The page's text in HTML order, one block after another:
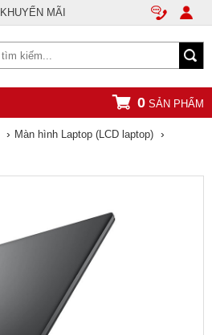
KHUYẾN MÃI
0 SẢN PHẨM
› Màn hình Laptop (LCD laptop) ›